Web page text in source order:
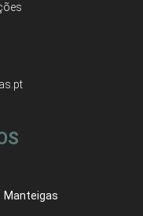
Manteigas